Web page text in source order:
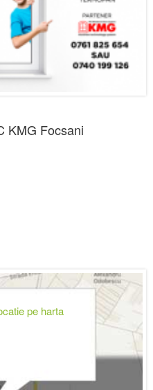
KMG Focsani
pe harta